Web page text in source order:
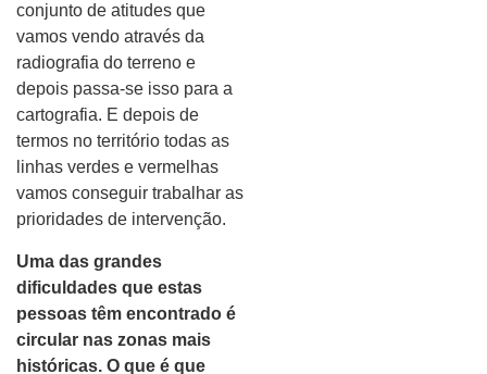
conjunto de atitudes que
vamos vendo através da
radiografia do terreno e
depois passa-se isso para a
cartografia. E depois de
termos no território todas as
linhas verdes e vermelhas
vamos conseguir trabalhar as
prioridades de intervenção.
Uma das grandes
dificuldades que estas
pessoas têm encontrado é
circular nas zonas mais
históricas. O que é que